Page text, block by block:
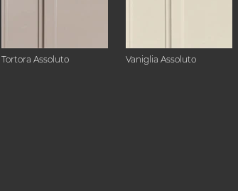
Tortora Assoluto Vaniglia Assoluto